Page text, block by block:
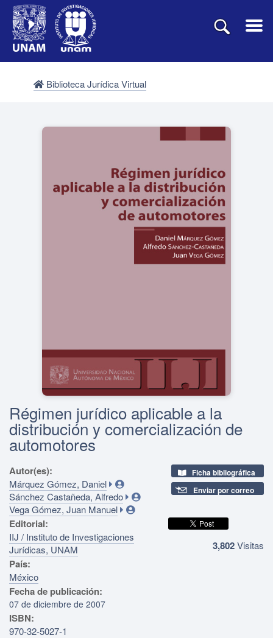
Biblioteca Jurídica Virtual
Régimen jurídico aplicable a la
distribución y comercialización de
automotores
Autor(es):
Márquez Gómez, Daniel
Sánchez Castañeda, Alfredo
Vega Gómez, Juan Manuel
Editorial:
IIJ / Instituto de Investigaciones
Jurídicas, UNAM
País:
México
Fecha de publicación:
07 de diciembre de 2007
ISBN:
970-32-5027-1
Ficha bibliográfica
Enviar por correo
3,802Visitas